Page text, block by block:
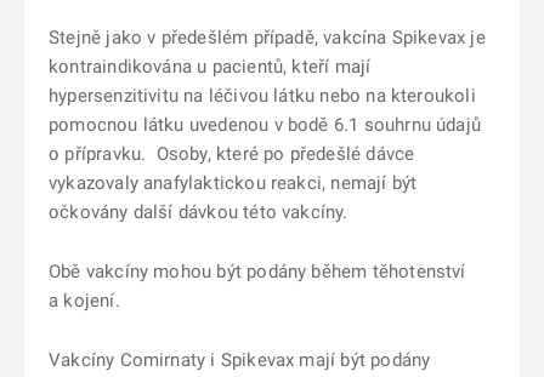
Stejně jako v předešlém případě, vakcína Spikevax je
kontraindikována u pacientů, kteří mají
hypersenzitivitu na léčivou látku nebo na kteroukoli
pomocnou látku uvedenou v bodě 6.1 souhrnu údajů
o přípravku. Osoby, které po předešlé dávce
vykazovaly anafylaktickou reakci, nemají být
očkovány další dávkou této vakcíny.
Obě vakcíny mohou být podány během těhotenství
a kojení.
Vakcíny Comirnaty i Spikevax mají být podány